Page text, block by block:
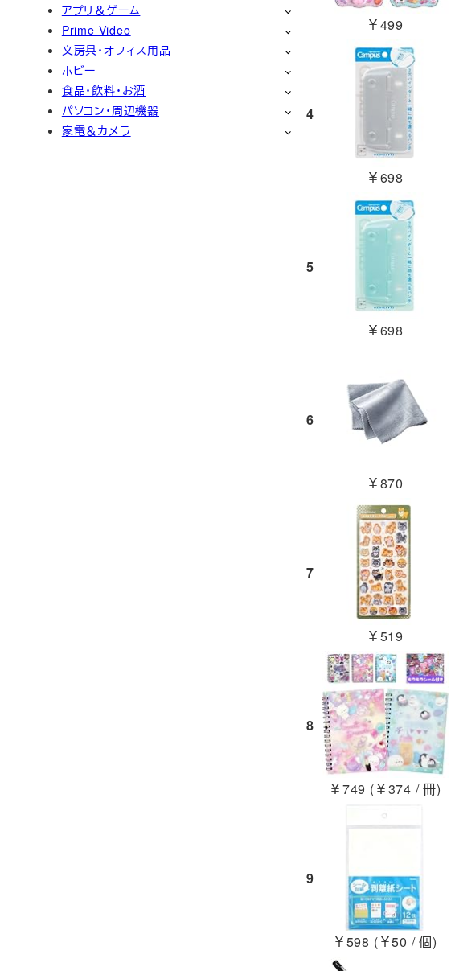
￥499
4
￥698
5
￥698
6
￥870
7
￥519
8
￥749 (￥374 / 冊)
9
￥598 (￥50 / 個)
アプリ＆ゲーム
Prime Video
文房具・オフィス用品
ホビー
食品・飲料・お酒
パソコン・周辺機器
家電＆カメラ